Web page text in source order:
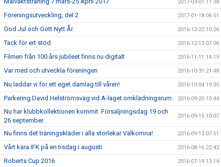
2017-03-01 11:38
Föreningsutveckling, del 2 2017-01-18 06:51
God Jul och Gott Nytt År 2016-12-22 10:26
Tack för ert stöd 2016-12-13 07:06
Filmen från 100 års jubileet finns nu digitalt 2016-11-11 14:19
Var med och utveckla föreningen 2016-10-31 21:48
Nu laddar vi för ett eget damlag till våren! 2016-10-04 19:35
Parkering David Helströmsväg vid A-laget omklädningsrum. 2016-09-20 10:44
Nu har klubbkollektionen kommit .Försäljningsdag 19 och
26 september.
2016-09-15 10:07
Nu finns det träningskläder i alla storlekar Välkomna! 2016-09-13 07:51
Vårt kära IFK på en tisdag i augusti 2016-08-16 22:42
Roberts Cup 2016 2016-07-14 13:14